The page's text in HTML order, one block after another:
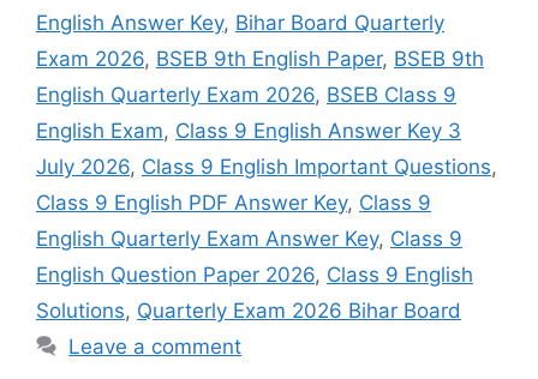
English Answer Key, Bihar Board Quarterly
Exam 2026, BSEB 9th English Paper, BSEB 9th
English Quarterly Exam 2026, BSEB Class 9
English Exam, Class 9 English Answer Key 3
July 2026, Class 9 English Important Questions,
Class 9 English PDF Answer Key, Class 9
English Quarterly Exam Answer Key, Class 9
English Question Paper 2026, Class 9 English
Solutions, Quarterly Exam 2026 Bihar Board
Leave a comment